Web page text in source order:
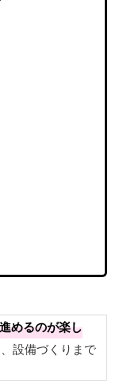
めるのが楽し
設備づくりまで